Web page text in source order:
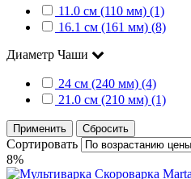
11.0 см (110 мм) (1)
16.1 см (161 мм) (8)
Диаметр Чаши
24 см (240 мм) (4)
21.0 см (210 мм) (1)
Применить Сбросить
Сортировать
8%